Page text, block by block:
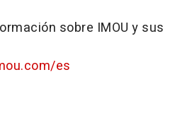
sobre IMOU y sus
es